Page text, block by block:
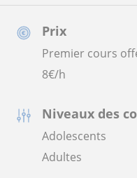
Prix
Premier cours
8€/h
Niveaux des
Adolescents
Adultes